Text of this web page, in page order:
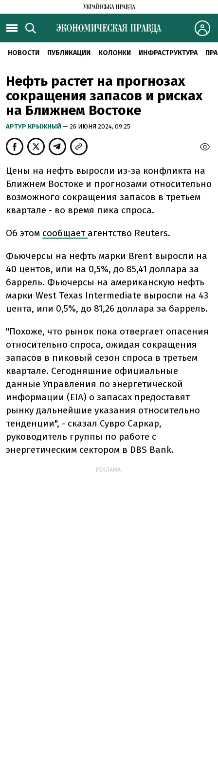
НОВОСТИ ПУБЛИКАЦИИ КОЛОНКИ ИНФРАСТРУКТУРА
Нефть растет на прогнозах
сокращения запасов и рисках
на Ближнем Востоке
АРТУР КРЫЖНЫЙ — 26 ИЮНЯ 2024, 09:25
Цены на нефть выросли из-за конфликта на
Ближнем Востоке и прогнозами относительно
возможного сокращения запасов в третьем
квартале - во время пика спроса.
Об этом сообщает агентство Reuters.
Фьючерсы на нефть марки Brent выросли на
40 центов, или на 0,5%, до 85,41 доллара за
баррель. Фьючерсы на американскую нефть
марки West Texas Intermediate выросли на 43
цента, или 0,5%, до 81,26 доллара за баррель.
"Похоже, что рынок пока отвергает опасения
относительно спроса, ожидая сокращения
запасов в пиковый сезон спроса в третьем
квартале. Сегодняшние официальные
данные Управления по энергетической
информации (EIA) о запасах предоставят
рынку дальнейшие указания относительно
тенденции", - сказал Сувро Саркар,
руководитель группы по работе с
энергетическим сектором в DBS Bank.
РЕКЛАМА: